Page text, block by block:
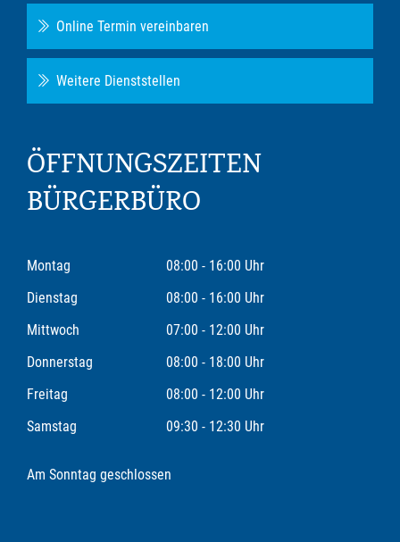
Online Termin vereinbaren
Weitere Dienststellen
ÖFFNUNGSZEITEN
BÜRGERBÜRO
Montag
08:00 - 16:00 Uhr
Dienstag
08:00 - 16:00 Uhr
Mittwoch
07:00 - 12:00 Uhr
Donnerstag
08:00 - 18:00 Uhr
Freitag
08:00 - 12:00 Uhr
Samstag
09:30 - 12:30 Uhr
Am Sonntag geschlossen